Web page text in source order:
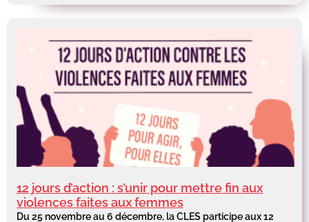
12 jours d’action : s’unir pour mettre fin aux
violences faites aux femmes
Du 25 novembre au 6 décembre, la CLES participe aux 12